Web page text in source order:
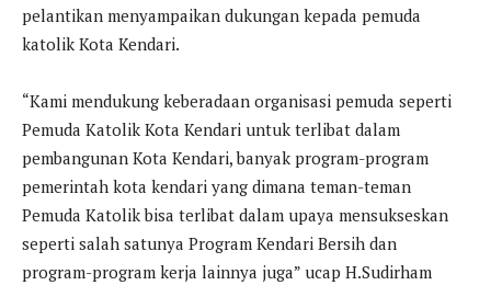
pelantikan menyampaikan dukungan kepada pemuda
katolik Kota Kendari.
“Kami mendukung keberadaan organisasi pemuda seperti
Pemuda Katolik Kota Kendari untuk terlibat dalam
pembangunan Kota Kendari, banyak program-program
pemerintah kota kendari yang dimana teman-teman
Pemuda Katolik bisa terlibat dalam upaya mensukseskan
seperti salah satunya Program Kendari Bersih dan
program-program kerja lainnya juga” ucap H.Sudirham